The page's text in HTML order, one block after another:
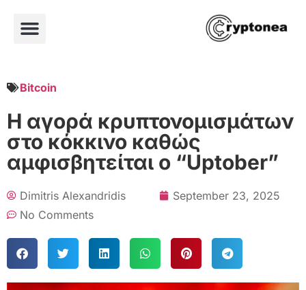
Bitcoin
Η αγορά κρυπτονομισμάτων
στο κόκκινο καθώς
αμφισβητείται o “Uptober”
Dimitris Alexandridis
September 23, 2025
No Comments